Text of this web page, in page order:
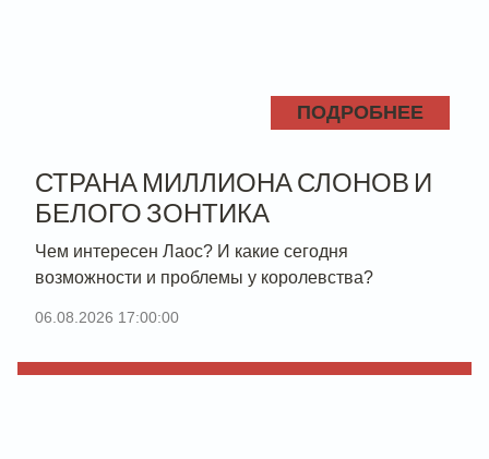
ПОДРОБНЕЕ
СТРАНА МИЛЛИОНА СЛОНОВ И
БЕЛОГО ЗОНТИКА
Чем интересен Лаос? И какие сегодня
возможности и проблемы у королевства?
06.08.2026 17:00:00